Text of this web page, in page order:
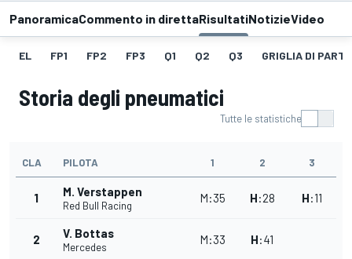
PanoramicaCommento in direttaRisultatiNotizieVideo
EL FP1 FP2 FP3 Q1 Q2 Q3 GRIGLIA DI
Storia degli pneumatici
Tutte le statistiche
CLA PILOTA 1 2 3
1 M. Verstappen
Red Bull Racing
M:35 H:28 H:11
2 V. Bottas
Mercedes
M:33 H:41